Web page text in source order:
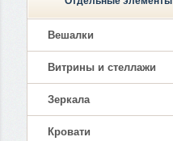
Вешалки
Витрины и стеллажи
Зеркала
Кровати